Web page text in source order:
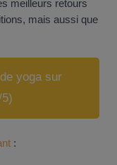
meilleurs retours
mais aussi que
yoga sur
: